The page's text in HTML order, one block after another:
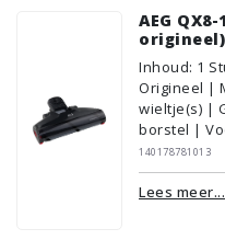
AEG
origineel)
Inhoud: 1
Origineel |
wieltje(s) |
borstel |
| Zonder
Zwart |
vloertype:
140178781013
Lees meer...